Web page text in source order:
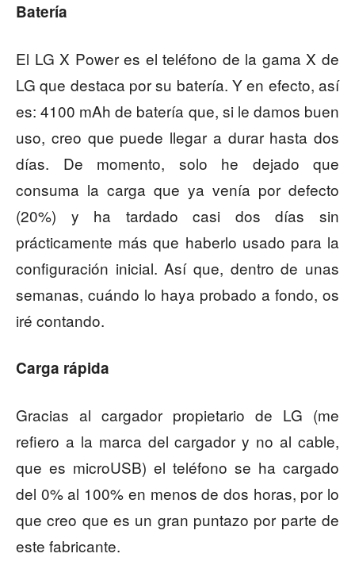
Batería
El LG X Power es el teléfono de la gama X de
LG que destaca por su batería. Y en efecto, así
es: 4100 mAh de batería que, si le damos buen
uso, creo que puede llegar a durar hasta dos
días. De momento, solo he dejado que
consuma la carga que ya venía por defecto
(20%) y ha tardado casi dos días sin
prácticamente más que haberlo usado para la
configuración inicial. Así que, dentro de unas
semanas, cuándo lo haya probado a fondo, os
iré contando.
Carga rápida
Gracias al cargador propietario de LG (me
refiero a la marca del cargador y no al cable,
que es microUSB) el teléfono se ha cargado
del 0% al 100% en menos de dos horas, por lo
que creo que es un gran puntazo por parte de
este fabricante.